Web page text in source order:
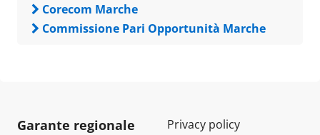
Corecom Marche
Commissione Pari Opportunità Marche
Garante regionale
Privacy policy